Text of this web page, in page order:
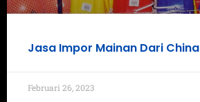
Jasa Impor Mainan Dari China
Februari 26, 2023